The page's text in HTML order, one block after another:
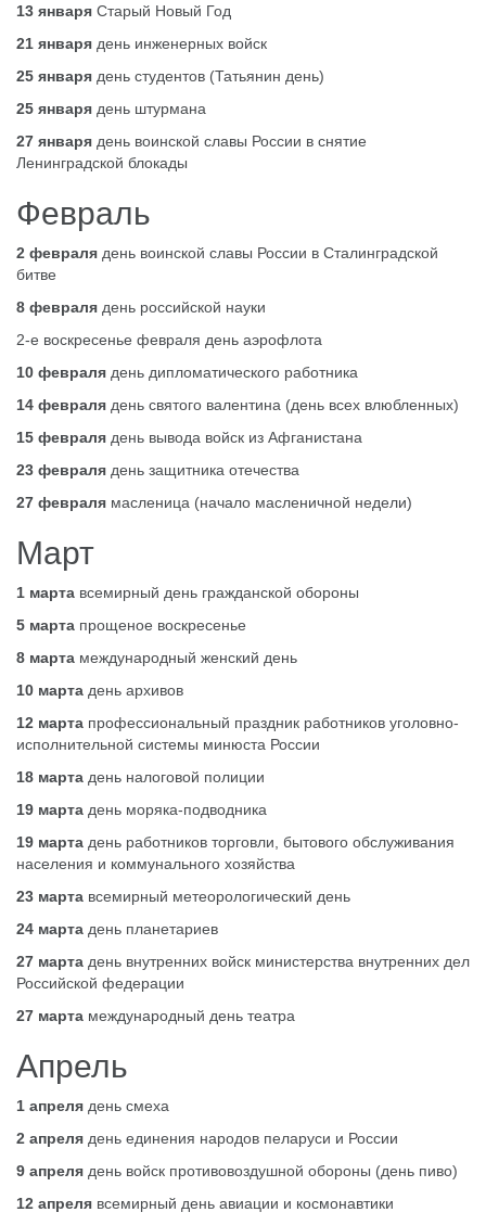
13 января Старый Новый Год
21 января день инженерных войск
25 января день студентов (Татьянин день)
25 января день штурмана
27 января день воинской славы России в снятие
Ленинградской блокады
Февраль
2 февраля день воинской славы России в Сталинградской
битве
8 февраля день российской науки
2-е воскресенье февраля день аэрофлота
10 февраля день дипломатического работника
14 февраля день святого валентина (день всех влюбленных)
15 февраля день вывода войск из Афганистана
23 февраля день защитника отечества
27 февраля масленица (начало масленичной недели)
Март
1 марта всемирный день гражданской обороны
5 марта прощеное воскресенье
8 марта международный женский день
10 марта день архивов
12 марта профессиональный праздник работников уголовно-
исполнительной системы минюста России
18 марта день налоговой полиции
19 марта день моряка-подводника
19 марта день работников торговли, бытового обслуживания
населения и коммунального хозяйства
23 марта всемирный метеорологический день
24 марта день планетариев
27 марта день внутренних войск министерства внутренних дел
Российской федерации
27 марта международный день театра
Апрель
1 апреля день смеха
2 апреля день единения народов пеларуси и России
9 апреля день войск противовоздушной обороны (день пиво)
12 апреля всемирный день авиации и космонавтики